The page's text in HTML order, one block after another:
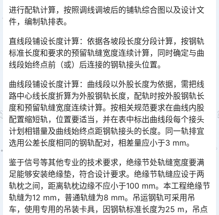
进行配轨计算，按照调线调坡后的铺轨综合图以及设计文
件，编制轨排表。
直线段铺设长度计算：依据各坡段长度分段计算，按钢轨
标准长度和要求的预留轨缝宽度连续计算，同时确定与曲
线段始终点前（或）后连接的钢轨接头位置。
曲线段铺设长度计算：曲线段以外股长度为依据，需把线
路中心线长度折算为外股钢轨长度，配轨时按外股钢轨长
度和预留轨缝宽度连续计算。按相关规范要求在曲线内股
配置缩短轨，位置要适当，并在表中标出曲线段每个接头
计划相错量及曲线始终点距钢轨接头的长度。同一轨排宜
选用公差长度相同的钢轨配对，相差量应小于3 mm。󠅅󠅃󠄵󠅂󠄪󠇖󠆨󠆨󠇕󠆞󠆒󠅬󠇘󠆭󠆘󠇙󠆝󠅵󠇗󠆭󠆁󠄐󠇗󠅹󠅸󠇖󠆍󠅳󠇖󠅹󠅰󠇖󠆌󠅹
鉴于信号等其他专业的技术要求，绝缘节处轨缝宽度要满
足能够安装绝缘垫，符合设计要求。绝缘节轨缝应设于两
轨枕之间，距离轨枕边缘不应小于100 mm。本工程绝缘节
轨缝为12 mm，普通轨缝为8 mm。吊运钢轨可采用吊
车，使用专用的吊装卡具，因钢轨标准长度为25 m，吊点